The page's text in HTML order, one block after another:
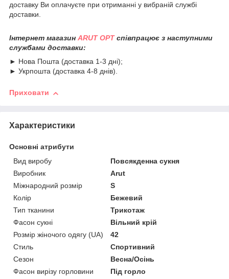
доставку Ви оплачуєте при отриманні у вибраній службі
доставки.
Інтернет магазин ARUT OPTспівпрацює з наступними
службами доставки:
► Нова Пошта (доставка 1-3 дні);
► Укрпошта (доставка 4-8 днів).
Приховати
Характеристики
Основні атрибути
Вид виробу
Повсякденна сукня
Виробник
Arut
Міжнародний розмір
S
Колір
Бежевий
Тип тканини
Трикотаж
Фасон сукні
Вільний крій
Розмір жіночого одягу (UA)
42
Стиль
Спортивний
Сезон
Весна/Осінь
Фасон вирізу горловини
Під горло